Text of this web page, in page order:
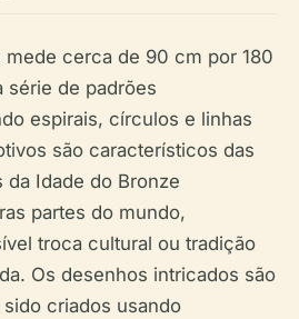
mede cerca de 90 cm por 180
série de padrões
espirais, círculos e linhas
são característicos das
da Idade do Bronze
partes do mundo,
troca cultural ou tradição
Os desenhos intricados são
criados usando